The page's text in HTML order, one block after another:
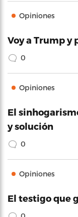
Opiniones
Voy a Trump y
0
Opiniones
El
y solución
0
Opiniones
El testigo que